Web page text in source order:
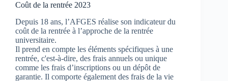
Coût de la rentrée 2023
Depuis 18 ans, l’AFGES réalise son indicateur du
coût de la rentrée à l’approche de la rentrée
universitaire.
Il prend en compte les éléments spécifiques à une
rentrée, c'est-à-dire, des frais annuels ou unique
comme les frais d’inscriptions ou un dépôt de
garantie. Il comporte également des frais de la vie